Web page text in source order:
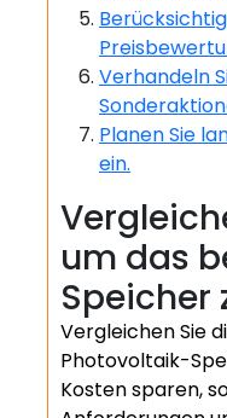
Verhandeln
Planen Sie
ein.
um das
Speicher
Vergleichen Sie
Photovoltaik-
Kosten sparen,